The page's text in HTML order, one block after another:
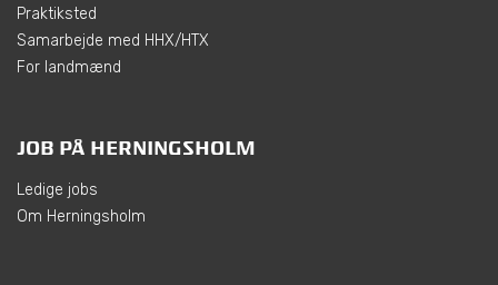
Praktiksted
Samarbejde med HHX/HTX
For landmænd
JOB PÅ HERNINGSHOLM
Ledige jobs
Om Herningsholm